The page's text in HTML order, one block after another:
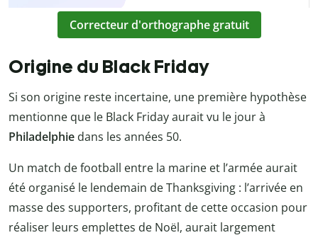
Correcteur d'orthographe gratuit
Origine du Black Friday
Si son origine reste incertaine, une première hypothèse
mentionne que le Black Friday aurait vu le jour à
Philadelphie dans les années 50.
Un match de football entre la marine et l’armée aurait
été organisé le lendemain de Thanksgiving : l’arrivée en
masse des supporters, profitant de cette occasion pour
réaliser leurs emplettes de Noël, aurait largement